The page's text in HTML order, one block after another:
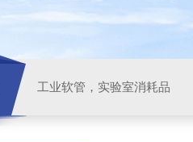
工业软管，实验室消耗品